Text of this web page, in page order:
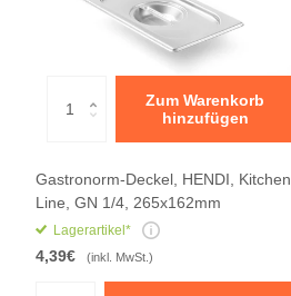
Zum Warenkorb
hinzufügen
Gastronorm-Deckel, HENDI, Kitchen
Line, GN 1/4, 265x162mm
Lagerartikel*
4,39€ (inkl. MwSt.)